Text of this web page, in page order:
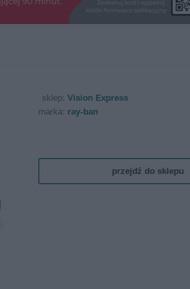
sklep: Vision Express
marka: ray-ban
przejdź do sklepu